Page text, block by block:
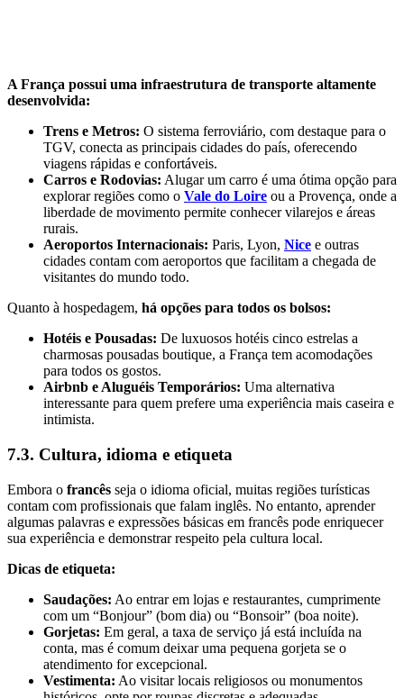
A França possui uma infraestrutura de transporte altamente
desenvolvida:
Trens e Metros: O sistema ferroviário, com destaque para o
TGV, conecta as principais cidades do país, oferecendo
viagens rápidas e confortáveis.
Carros e Rodovias: Alugar um carro é uma ótima opção para
explorar regiões como o Vale do Loire ou a Provença, onde a
liberdade de movimento permite conhecer vilarejos e áreas
rurais.
Aeroportos Internacionais: Paris, Lyon, Nice e outras
cidades contam com aeroportos que facilitam a chegada de
visitantes do mundo todo.
Quanto à hospedagem, há opções para todos os bolsos:
Hotéis e Pousadas: De luxuosos hotéis cinco estrelas a
charmosas pousadas boutique, a França tem acomodações
para todos os gostos.
Airbnb e Aluguéis Temporários: Uma alternativa
interessante para quem prefere uma experiência mais caseira e
intimista.
7.3. Cultura, idioma e etiqueta
Embora o francês seja o idioma oficial, muitas regiões turísticas
contam com profissionais que falam inglês. No entanto, aprender
algumas palavras e expressões básicas em francês pode enriquecer
sua experiência e demonstrar respeito pela cultura local.
Dicas de etiqueta:
Saudações: Ao entrar em lojas e restaurantes, cumprimente
com um “Bonjour” (bom dia) ou “Bonsoir” (boa noite).
Gorjetas: Em geral, a taxa de serviço já está incluída na
conta, mas é comum deixar uma pequena gorjeta se o
atendimento for excepcional.
Vestimenta: Ao visitar locais religiosos ou monumentos